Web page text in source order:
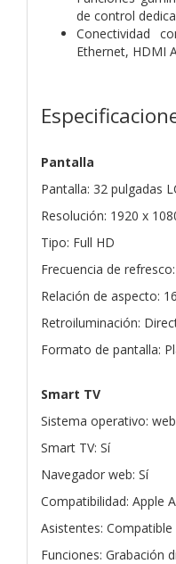
de control
Conectividad
Ethernet, HDMI
Pantalla
Pantalla: 32 pulgadas
Resolución: 1920 x
Tipo: Full HD
Frecuencia de
Relación de aspecto:
Retroiluminación:
Formato de pantalla:
Smart TV
Sistema operativo:
Smart TV: Sí
Navegador web: Sí
Compatibilidad: Apple
Asistentes:
Funciones: Grabación